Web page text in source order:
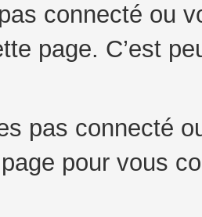
connecté ou
page. C’est
pas connecté
pour vous